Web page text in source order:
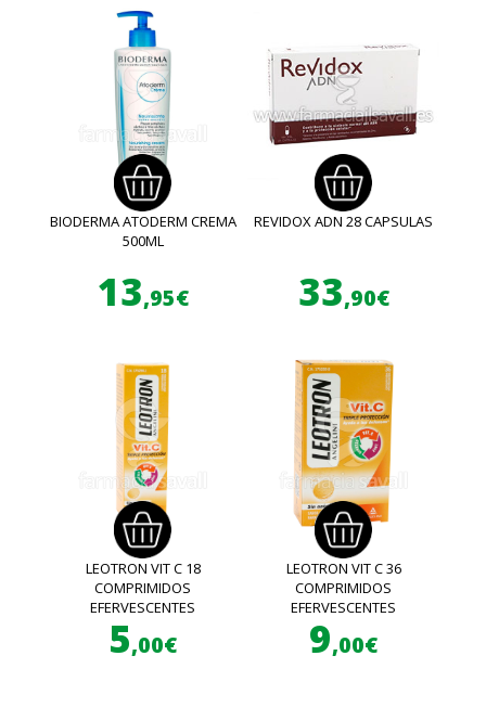
BIODERMA ATODERM CREMA
500ML
13,95€
REVIDOX ADN 28 CAPSULAS
33,90€
LEOTRON VIT C 18
COMPRIMIDOS
EFERVESCENTES
5,00€
LEOTRON VIT C 36
COMPRIMIDOS
EFERVESCENTES
9,00€